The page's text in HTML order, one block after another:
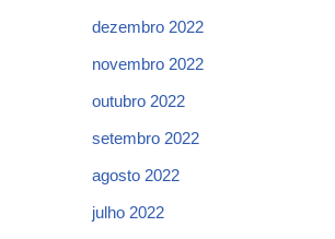
dezembro 2022
novembro 2022
outubro 2022
setembro 2022
agosto 2022
julho 2022